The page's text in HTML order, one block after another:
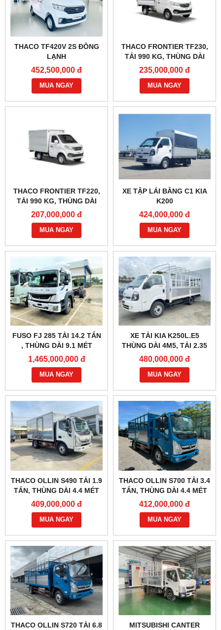
THACO TF420V 2S ĐÔNG
LẠNH
452,500,000 đ
MUA NGAY
THACO FRONTIER TF230,
TẢI 990 KG, THÙNG DÀI
2M8
235,000,000 đ
MUA NGAY
THACO FRONTIER TF220,
TẢI 990 KG, THÙNG DÀI
2M3
207,000,000 đ
MUA NGAY
XE TẬP LÁI BẰNG C1 KIA
K200
424,000,000 đ
MUA NGAY
FUSO FJ 285 TẢI 14.2 TẤN
, THÙNG DÀI 9.1 MÉT
1,465,000,000 đ
MUA NGAY
XE TẢI KIA K250L.E5
THÙNG DÀI 4M5, TẢI 2.35
TẤN
480,000,000 đ
MUA NGAY
THACO OLLIN S490 TẢI 1.9
TẤN, THÙNG DÀI 4.4 MÉT
409,000,000 đ
MUA NGAY
THACO OLLIN S700 TẢI 3.4
TẤN, THÙNG DÀI 4.4 MÉT
412,000,000 đ
MUA NGAY
THACO OLLIN S720 TẢI 6.8
MITSUBISHI CANTER